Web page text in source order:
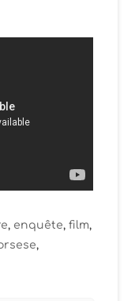
, enquête,film,
,